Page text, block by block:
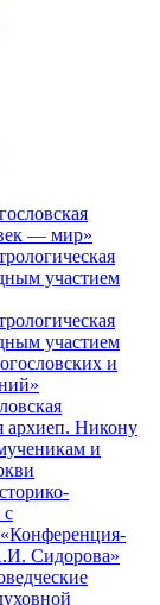
— мир»
участием
участием
и
архиеп. Никону
и
с
Сидорова»